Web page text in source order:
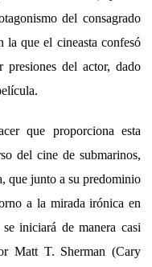
del consagrado
la que el cineasta confesó
presiones del actor, dado
que proporciona esta
del cine de submarinos,
que junto a su predominio
a la mirada irónica en
iniciará de manera casi
Matt T. Sherman (Cary